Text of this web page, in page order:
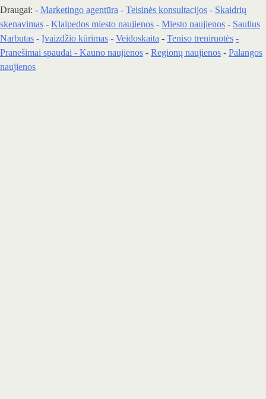
Draugai: - Marketingo agentūra - Teisinės konsultacijos - Skaidrių
skenavimas - Klaipedos miesto naujienos - Miesto naujienos - Saulius
Narbutas - Įvaizdžio kūrimas - Veidoskaita - Teniso treniruotės -
Pranešimai spaudai - Kauno naujienos - Regionų naujienos - Palangos
naujienos